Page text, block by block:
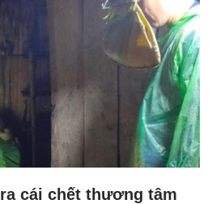
cái chết thương tâm